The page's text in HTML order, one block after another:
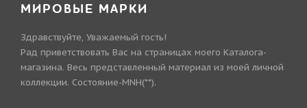
МИРОВЫЕ МАРКИ
Здравствуйте, Уважаемый гость!
Рад приветствовать Вас на страницах моего Каталога-
магазина. Весь представленный материал из моей личной
коллекции. Состояние-MNH(**).